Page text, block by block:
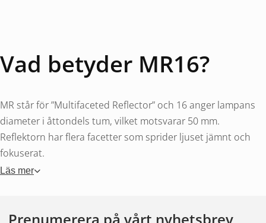
Vad betyder MR16?
MR står för ”Multifaceted Reflector” och 16 anger lampans
diameter i åttondels tum, vilket motsvarar 50 mm.
Reflektorn har flera facetter som sprider ljuset jämnt och
fokuserat.
Läs mer